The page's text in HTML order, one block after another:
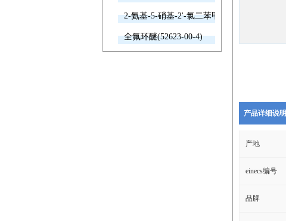
2-氨基-5-硝基-2'-氯二苯甲酮(2011-66-7)
全氟环醚(52623-00-4)
产品详细说明
产地
einecs编号
品牌